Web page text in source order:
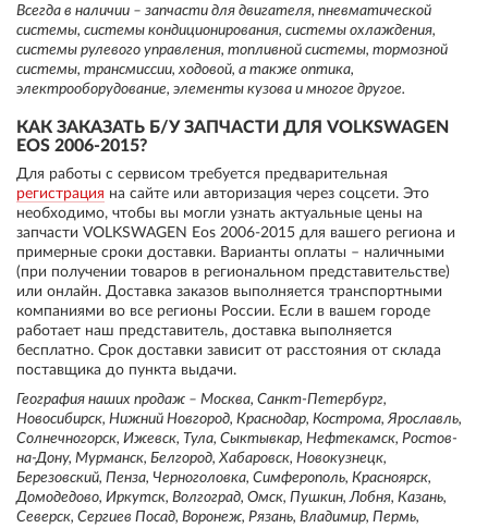
Всегда в наличии – запчасти для двигателя, пневматической
системы, системы кондиционирования, системы охлаждения,
системы рулевого управления, топливной системы, тормозной
системы, трансмиссии, ходовой, а также оптика,
электрооборудование, элементы кузова и многое другое.
КАК ЗАКАЗАТЬ Б/У ЗАПЧАСТИ ДЛЯ VOLKSWAGEN
EOS 2006-2015?
Для работы с сервисом требуется предварительная
регистрация на сайте или авторизация через соцсети. Это
необходимо, чтобы вы могли узнать актуальные цены на
запчасти VOLKSWAGEN Eos 2006-2015 для вашего региона и
примерные сроки доставки. Варианты оплаты – наличными
(при получении товаров в региональном представительстве)
или онлайн. Доставка заказов выполняется транспортными
компаниями во все регионы России. Если в вашем городе
работает наш представитель, доставка выполняется
бесплатно. Срок доставки зависит от расстояния от склада
поставщика до пункта выдачи.
География наших продаж – Москва, Санкт-Петербург,
Новосибирск, Нижний Новгород, Краснодар, Кострома, Ярославль,
Солнечногорск, Ижевск, Тула, Сыктывкар, Нефтекамск, Ростов-
на-Дону, Мурманск, Белгород, Хабаровск, Новокузнецк,
Березовский, Пенза, Черноголовка, Симферополь, Красноярск,
Домодедово, Иркутск, Волгоград, Омск, Пушкин, Лобня, Казань,
Северск, Сергиев Посад, Воронеж, Рязань, Владимир, Пермь,